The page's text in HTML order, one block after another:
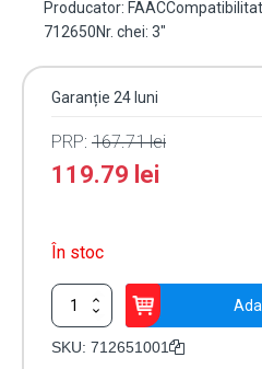
Producator:
712650Nr. chei: 3"
Garanție 24 luni
PRP: 167.71lei
119.79 lei
În stoc
Cantitate
Cilindru
interior
SKU: 712651001